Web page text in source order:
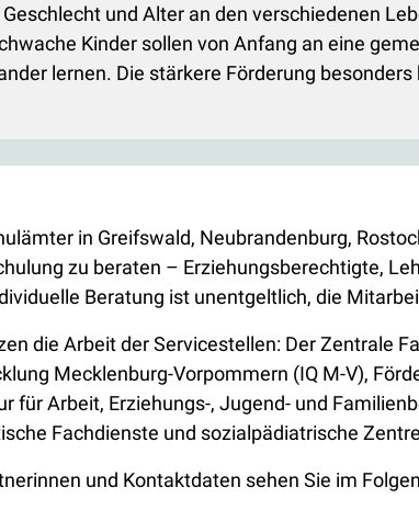
und Alter an den verschiedenen
Kinder sollen von Anfang an eine
lernen. Die stärkere Förderung
in Greifswald, Neubrandenburg,
zu beraten – Erziehungsberechtigte,
Beratung ist unentgeltlich, die
die Arbeit der Servicestellen: Der Zentrale
Mecklenburg-Vorpommern (IQ M-V),
Arbeit, Erziehungs-, Jugend- und
Fachdienste und sozialpädiatrische
und Kontaktdaten sehen Sie im